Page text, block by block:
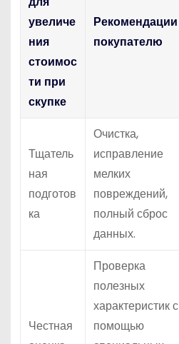
увеличе
ния
стоимос
ти при
скупке
Рекомендации
покупателю
Тщатель
ная
подготов
ка
Очистка,
исправление
мелких
повреждений,
полный сброс
данных.
Честная
Проверка
полезных
характеристик с
помощью